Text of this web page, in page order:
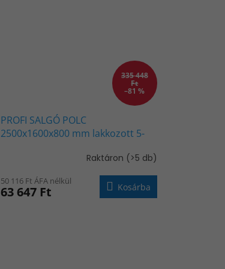
335 448
Ft
–81 %
PROFI SALGÓ POLC
2500x1600x800 mm lakkozott 5-
Raktáron (>5 db)
50 116 Ft ÁFA nélkül
63 647 Ft Kosárba